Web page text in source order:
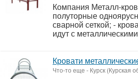
Компания Металл-
полуторные
сварной сеткой; -
идут с
Кровати
Что-то еще - Курск (Курская